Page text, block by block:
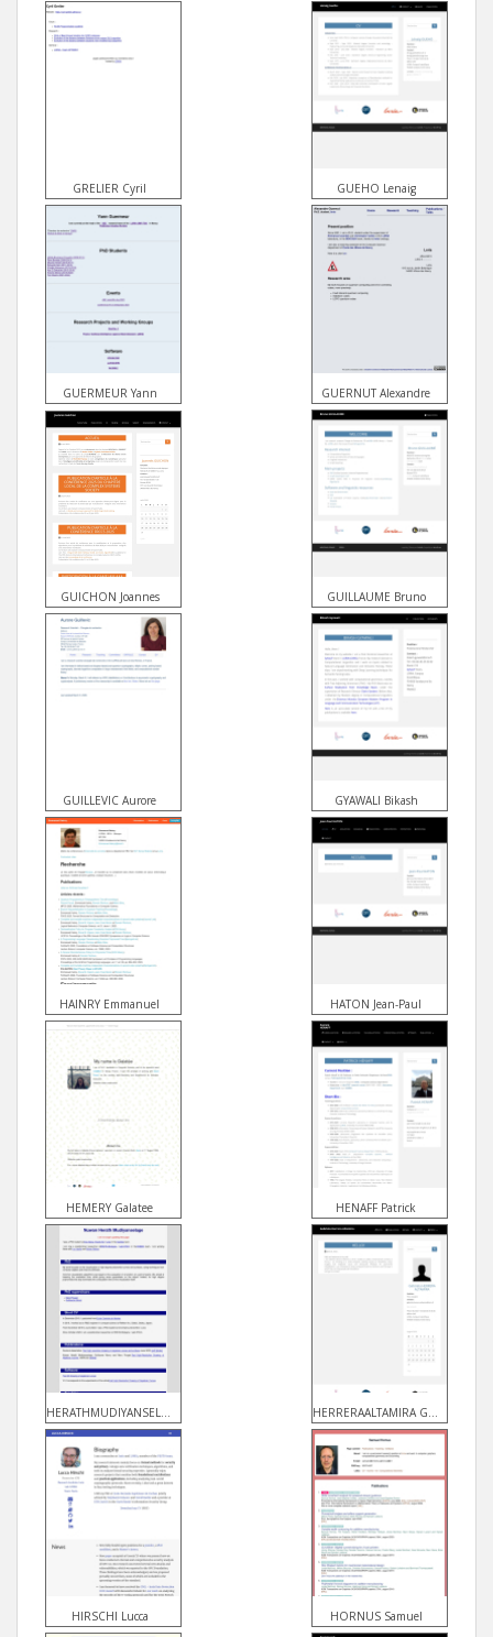
GRELIER Cyril GUEHO Lenaig
GUERMEUR Yann GUERNUT Alexandre
GUICHON Joannes GUILLAUME Bruno
GUILLEVIC Aurore GYAWALI Bikash
HAINRY Emmanuel HATON Jean-Paul
HEMERY Galatee HENAFF Patrick
HIRSCHI Lucca HORNUS Samuel